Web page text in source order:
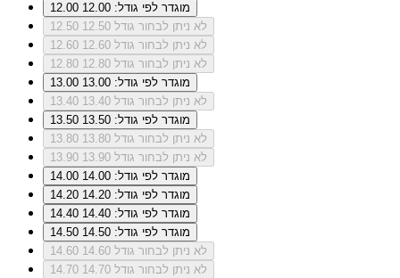
12.00
מוגדר לפי גודל: 12.00
12.50
לא ניתן לבחור גודל 12.50
12.60
לא ניתן לבחור גודל 12.60
12.80
לא ניתן לבחור גודל 12.80
13.00
מוגדר לפי גודל: 13.00
13.40
לא ניתן לבחור גודל 13.40
13.50
מוגדר לפי גודל: 13.50
13.80
לא ניתן לבחור גודל 13.80
13.90
לא ניתן לבחור גודל 13.90
14.00
מוגדר לפי גודל: 14.00
14.20
מוגדר לפי גודל: 14.20
14.40
מוגדר לפי גודל: 14.40
14.50
מוגדר לפי גודל: 14.50
14.60
לא ניתן לבחור גודל 14.60
14.70
לא ניתן לבחור גודל 14.70